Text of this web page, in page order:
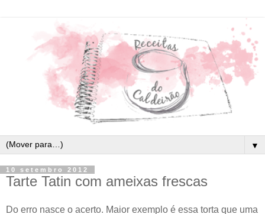
▼
10 setembro 2012
Tarte Tatin com ameixas frescas
Do erro nasce o acerto. Maior exemplo é essa torta que uma